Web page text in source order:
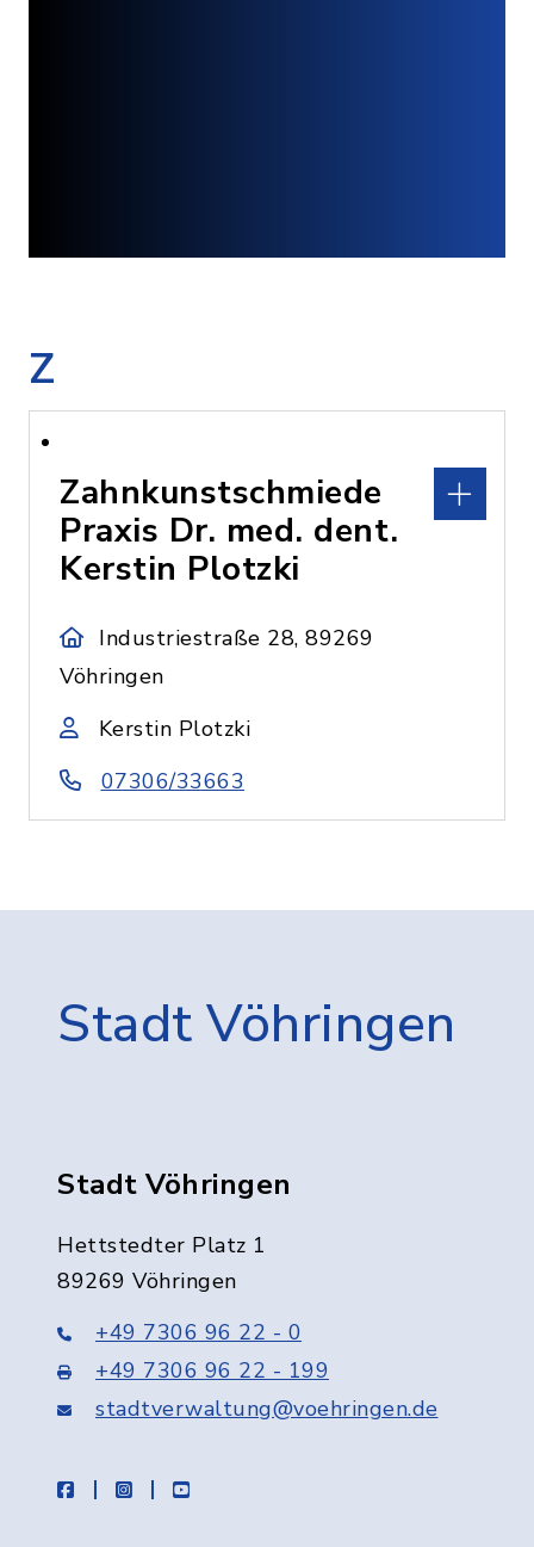
Z
Zahnkunstschmiede
Praxis Dr. med. dent.
Kerstin Plotzki
Industriestraße 28, 89269
Vöhringen
Kerstin Plotzki
07306/33663
Stadt Vöhringen
Stadt Vöhringen
Hettstedter Platz 1
89269 Vöhringen
+49 7306 96 22 - 0
+49 7306 96 22 - 199
stadtverwaltung@voehringen.de
facebookinstagramyoutube